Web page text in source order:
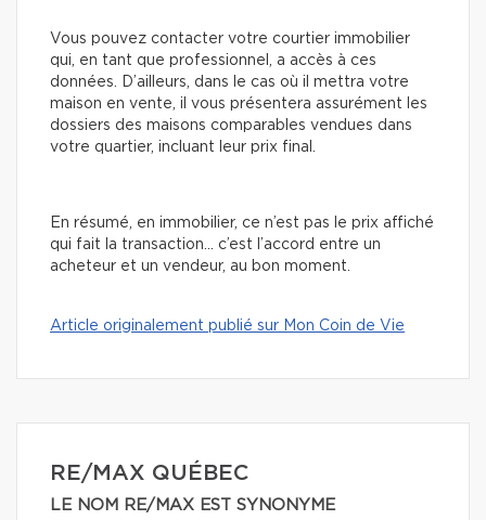
Vous pouvez contacter votre courtier immobilier
qui, en tant que professionnel, a accès à ces
données. D’ailleurs, dans le cas où il mettra votre
maison en vente, il vous présentera assurément les
dossiers des maisons comparables vendues dans
votre quartier, incluant leur prix final.
En résumé, en immobilier, ce n’est pas le prix affiché
qui fait la transaction… c’est l’accord entre un
acheteur et un vendeur, au bon moment.
Article originalement publié sur Mon Coin de Vie
RE/MAX QUÉBEC
LE NOM RE/MAX EST SYNONYME